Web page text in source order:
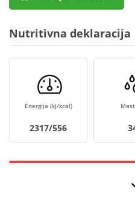
Nutritivna deklaracija
Energija (kJ/kcal)
2317/556